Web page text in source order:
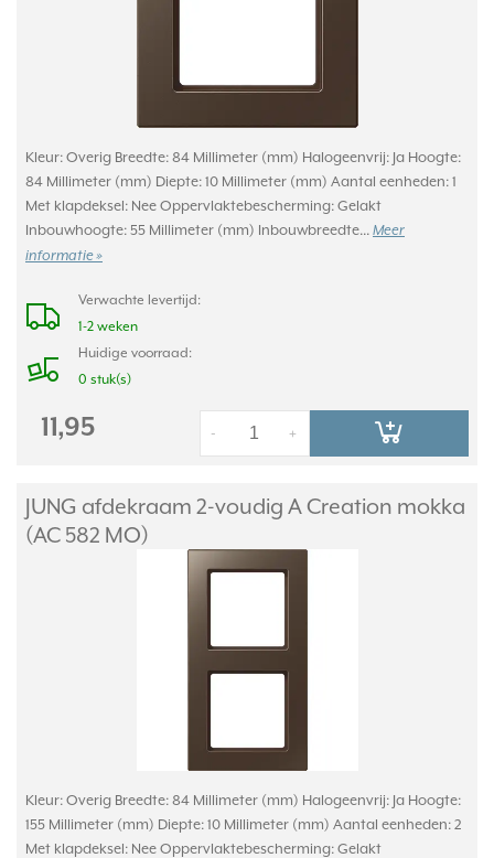
Kleur: Overig Breedte: 84 Millimeter (mm) Halogeenvrij: Ja Hoogte:
84 Millimeter (mm) Diepte: 10 Millimeter (mm) Aantal eenheden: 1
Met klapdeksel: Nee Oppervlaktebescherming: Gelakt
Inbouwhoogte: 55 Millimeter (mm) Inbouwbreedte... Meer
informatie »
Verwachte levertijd:
1-2 weken
Huidige voorraad:
0 stuk(s)
11,95 +
-
JUNG afdekraam 2-voudig A Creation mokka
(AC 582 MO)
Kleur: Overig Breedte: 84 Millimeter (mm) Halogeenvrij: Ja Hoogte:
155 Millimeter (mm) Diepte: 10 Millimeter (mm) Aantal eenheden: 2
Met klapdeksel: Nee Oppervlaktebescherming: Gelakt